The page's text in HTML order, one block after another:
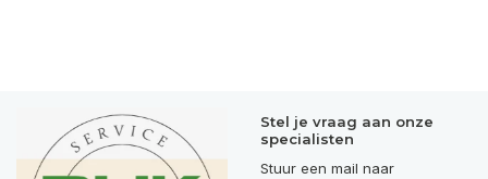
Stel je vraag aan onze
specialisten
Stuur een mail naar